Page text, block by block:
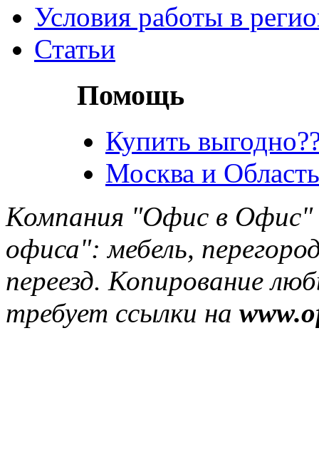
Условия работы в
Статьи
Помощь
Купить
Москва и
Компания "Офис в Офис"
офиса": мебель,
переезд. Копирование
требует ссылки на